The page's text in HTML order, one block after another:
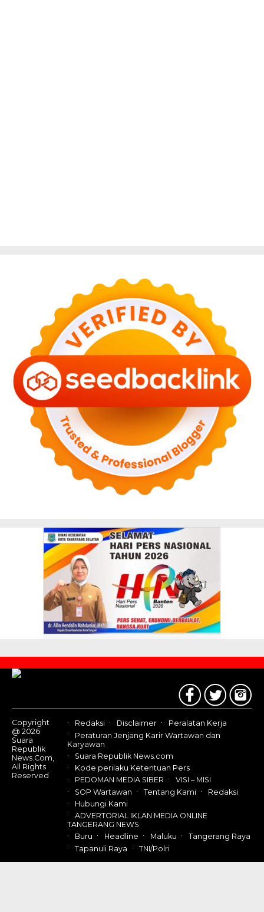
Contact
Us
Copyright
@ 2026
Suara
Republik
News.Com,
All Rights
Reserved
Redaksi Disclaimer
Peralatan Kerja
Peraturan Jenjang Karir Wartawan dan
Karyawan
Suara Republik News.com
Kode perilaku Ketentuan Pers
PEDOMAN MEDIA SIBER
VISI – MISI
SOP Wartawan
Tentang Kami
Redaksi
Hubungi Kami
ADVERTORIAL IKLAN MEDIA ONLINE
TANGERANG NEWS
Buru
Headline Maluku
Tangerang Raya
Tapanuli Raya
TNI/Polri